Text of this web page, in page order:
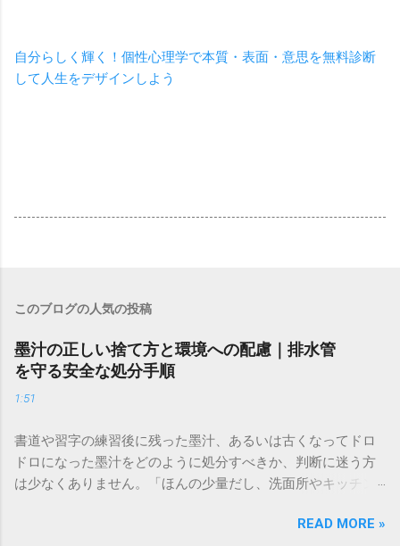
自分らしく輝く！個性心理学で本質・表面・意思を無料診断
して人生をデザインしよう
このブログの人気の投稿
墨汁の正しい捨て方と環境への配慮｜排水管
を守る安全な処分手順
1:51
書道や習字の練習後に残った墨汁、あるいは古くなってドロ
ドロになった墨汁をどのように処分すべきか、判断に迷う方
は少なくありません。「ほんの少量だし、洗面所やキッチン
と、実は予期せぬトラブルを招く原因となります。 墨汁は、
READ MORE »